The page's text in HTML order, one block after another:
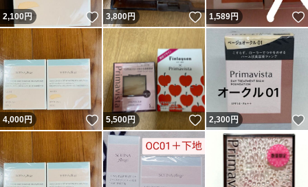
2,100円 いいね！
3,800円 いいね！
1,589円
4,000円 いいね！
5,500円 いいね！
2,300円